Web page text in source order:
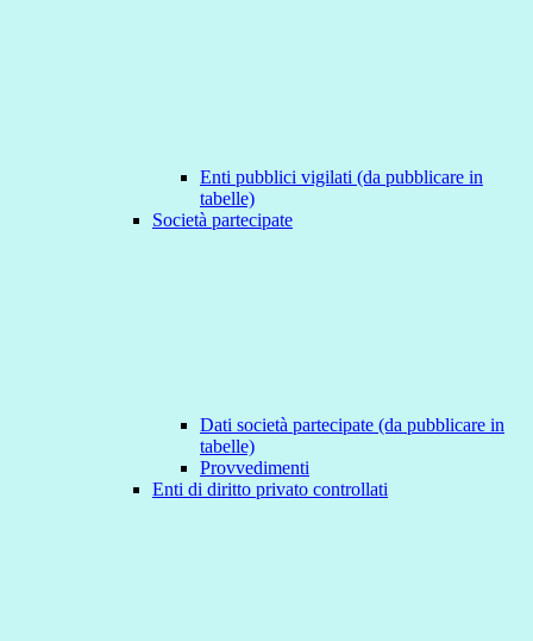
Enti pubblici vigilati (da pubblicare in
tabelle)
Società partecipate
Dati società partecipate (da pubblicare in
tabelle)
Provvedimenti
Enti di diritto privato controllati